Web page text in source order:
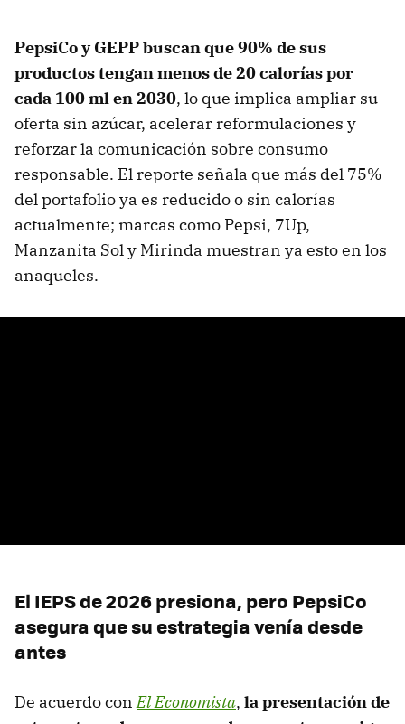
PepsiCo y GEPP buscan que 90% de sus
productos tengan menos de 20 calorías por
cada 100 ml en 2030, lo que implica ampliar su
oferta sin azúcar, acelerar reformulaciones y
reforzar la comunicación sobre consumo
responsable. El reporte señala que más del 75%
del portafolio ya es reducido o sin calorías
actualmente; marcas como Pepsi, 7Up,
Manzanita Sol y Mirinda muestran ya esto en los
anaqueles.
El IEPS de 2026 presiona, pero PepsiCo
asegura que su estrategia venía desde
antes
De acuerdo conEl Economista, la presentación de